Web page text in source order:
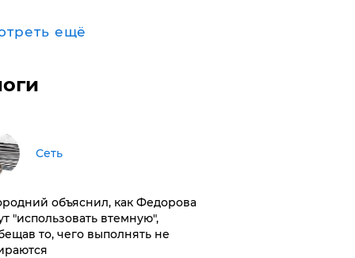
ещё
Сеть
объяснил, как Федорова
"использовать втемную",
то, чего выполнять не